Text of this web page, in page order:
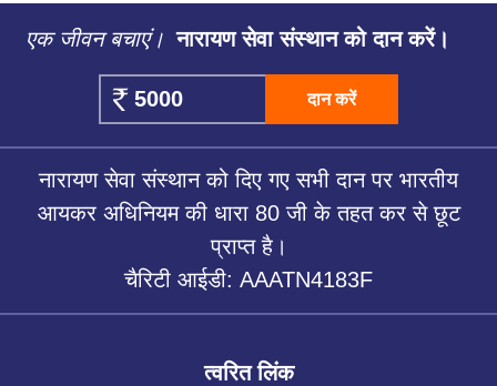
एक जीवन बचाएं। नारायण सेवा संस्थान को दान करें।
दान करें
नारायण सेवा संस्थान को दिए गए सभी दान पर भारतीय
आयकर अधिनियम की धारा 80 जी के तहत कर से छूट
प्राप्त है।
चैरिटी आईडी: AAATN4183F
त्वरित लिंक